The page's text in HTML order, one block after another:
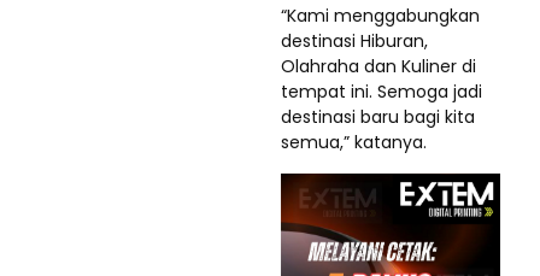
“Kami menggabungkan
destinasi Hiburan,
Olahraha dan Kuliner di
tempat ini. Semoga jadi
destinasi baru bagi kita
semua,” katanya.